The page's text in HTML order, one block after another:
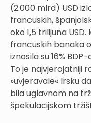
(2.000 mlrd) USD
francuskih,
oko 1,5 trilijuna
francuskih banaka
iznosila su 16%
To je najvjerojatniji
»uvjeravale« Irsku
bila uglavnom na
špekulacijskom